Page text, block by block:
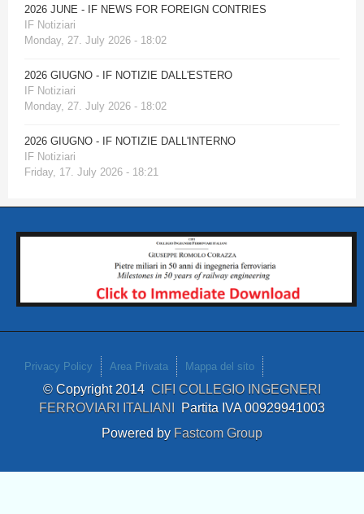
2026 JUNE - IF NEWS FOR FOREIGN CONTRIES
IF Notiziari
Monday, 27. July 2026 - 18:02
2026 GIUGNO - IF NOTIZIE DALL'ESTERO
IF Notiziari
Monday, 27. July 2026 - 18:02
2026 GIUGNO - IF NOTIZIE DALL'INTERNO
IF Notiziari
Friday, 17. July 2026 - 18:21
Privacy Policy Area Privata Mappa del sito
© Copyright 2014 CIFI COLLEGIO INGEGNERI
FERROVIARI ITALIANI Partita IVA 00929941003
Powered by Fastcom Group